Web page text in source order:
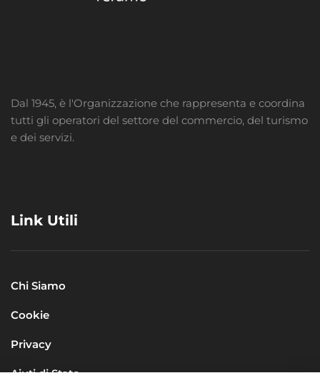
Dal 1945, è l'Organizzazione che rappresenta e coordina
tutti gli operatori del settore del commercio, del turismo
e dei servizi.
Link Utili
Chi Siamo
Cookie
Privacy
Aiuti di Stato